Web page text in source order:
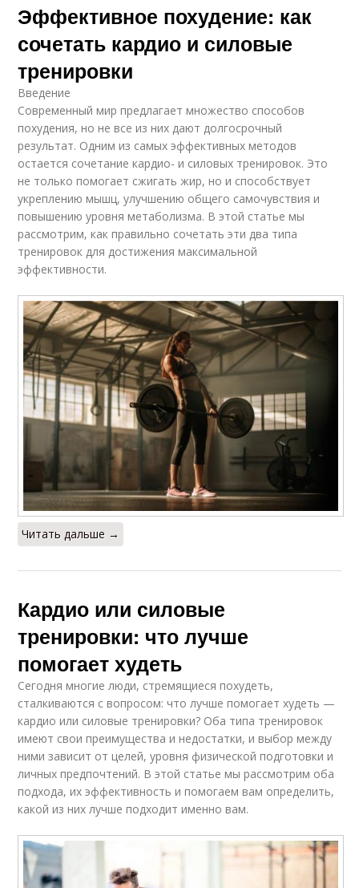
Эффективное похудение: как
сочетать кардио и силовые
тренировки
Введение
Современный мир предлагает множество способов
похудения, но не все из них дают долгосрочный
результат. Одним из самых эффективных методов
остается сочетание кардио- и силовых тренировок. Это
не только помогает сжигать жир, но и способствует
укреплению мышц, улучшению общего самочувствия и
повышению уровня метаболизма. В этой статье мы
рассмотрим, как правильно сочетать эти два типа
тренировок для достижения максимальной
эффективности.
Читать дальше →
Кардио или силовые
тренировки: что лучше
помогает худеть
Сегодня многие люди, стремящиеся похудеть,
сталкиваются с вопросом: что лучше помогает худеть —
кардио или силовые тренировки? Оба типа тренировок
имеют свои преимущества и недостатки, и выбор между
ними зависит от целей, уровня физической подготовки и
личных предпочтений. В этой статье мы рассмотрим оба
подхода, их эффективность и помогаем вам определить,
какой из них лучше подходит именно вам.